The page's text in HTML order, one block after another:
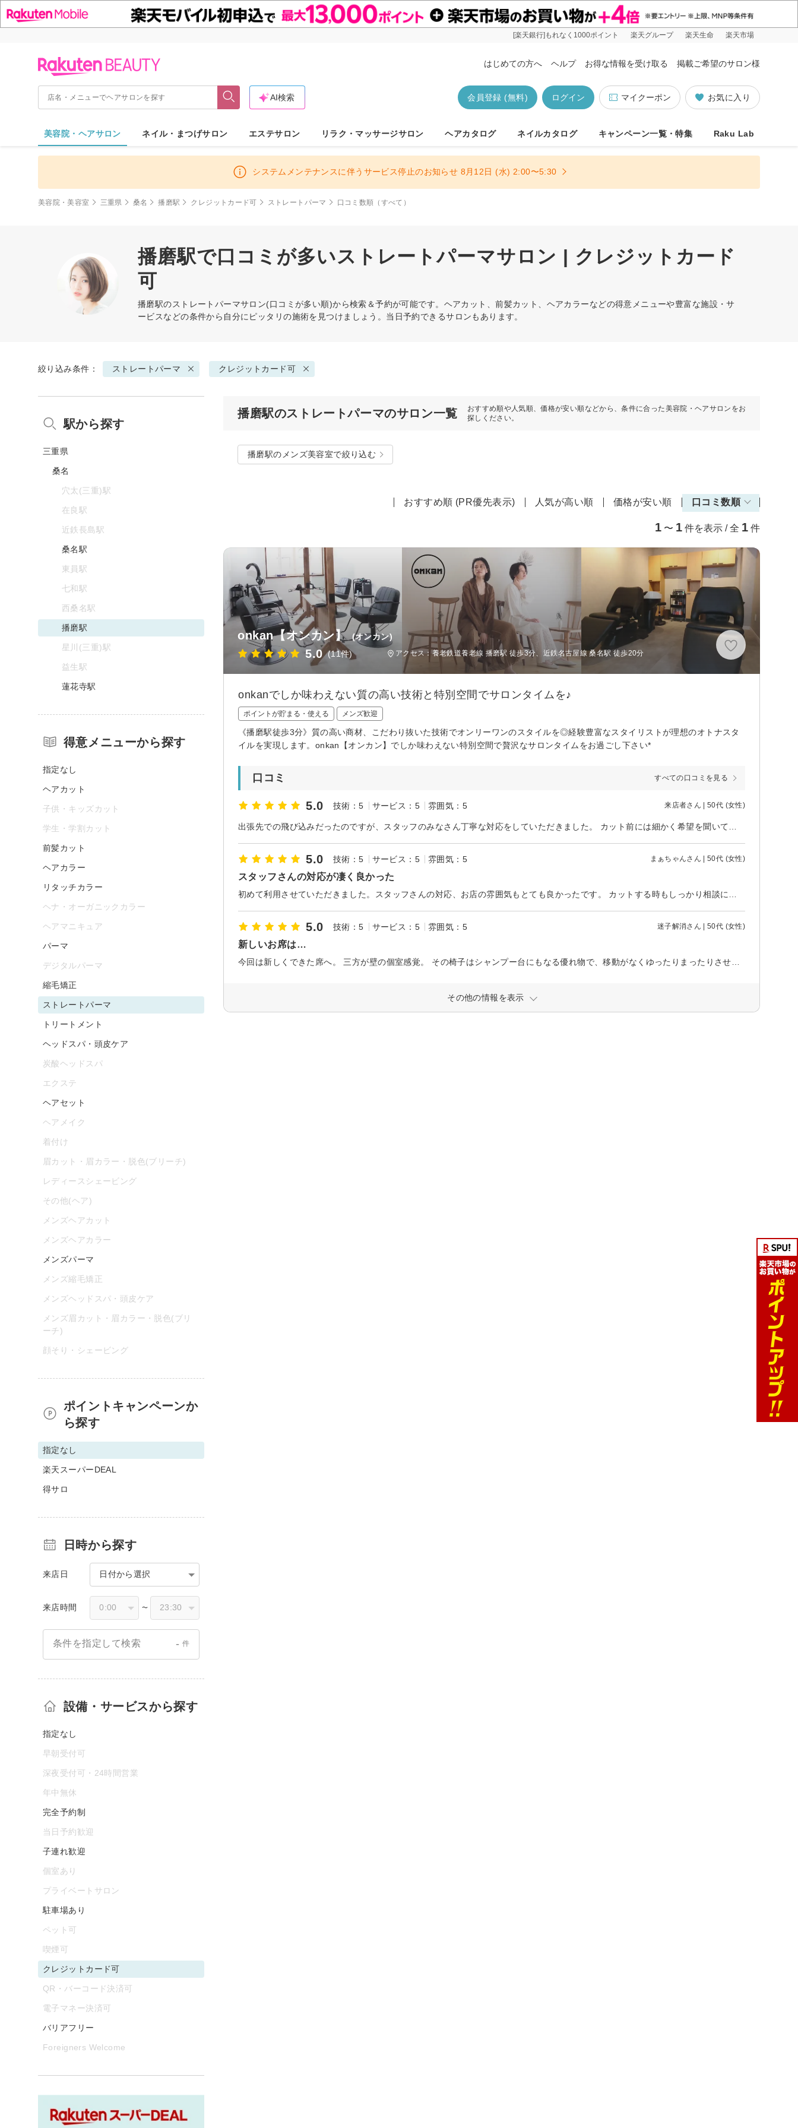
[楽天銀行]もれなく1000ポイント 楽天グループ 楽天生命 楽天市場
はじめての方へ ヘルプ お得な情報を受け取る 掲載ご希望のサロン様
お気に入り
マイクーポン
ログイン
会員登録 (無料)
AI検索
美容院・ヘアサロン ネイル・まつげサロン エステサロン リラク・マッサージサロン ヘアカタログ ネイルカタログ キャンペーン一覧・特集 Raku Lab
システムメンテナンスに伴うサービス停止のお知らせ 8月12日 (水) 2:00〜5:30
美容院・美容室 三重県 桑名 播磨駅 クレジットカード可 ストレートパーマ 口コミ数順（すべて）
播磨駅で口コミが多いストレートパーマサロン | クレジットカード
可
播磨駅のストレートパーマサロン(口コミが多い順)から検索＆予約が可能です。ヘアカット、前髪カット、ヘアカラーなどの得意メニューや豊富な施設・サ
ービスなどの条件から自分にピッタリの施術を見つけましょう。当日予約できるサロンもあります。
絞り込み条件： ストレートパーマ クレジットカード可
播磨駅のストレートパーマのサロン一覧
おすすめ順や人気順、価格が安い順などから、条件に合った美容院・ヘアサロンをお
探しください。
播磨駅のメンズ美容室で絞り込む
おすすめ順 (PR優先表示) 人気が高い順 価格が安い順 口コミ数順
1 〜 1 件を表示 / 全 1 件
onkan【オンカン】 (オンカン)
5.0 (11件) アクセス：養老鉄道養老線 播磨駅 徒歩3分、近鉄名古屋線 桑名駅 徒歩20分
onkanでしか味わえない質の高い技術と特別空間でサロンタイムを♪
ポイントが貯まる・使える メンズ歓迎
《播磨駅徒歩3分》質の高い商材、こだわり抜いた技術でオンリーワンのスタイルを◎経験豊富なスタイリストが理想のオトナスタ
イルを実現します。onkan【オンカン】でしか味わえない特別空間で贅沢なサロンタイムをお過ごし下さい*
口コミ すべての口コミを見る
5.0 技術：5 サービス：5 雰囲気：5 来店者さん | 50代 (女性)
5.0 技術：5 サービス：5 雰囲気：5 まぁちゃんさん | 50代 (女性)
スタッフさんの対応が凄く良かった
5.0 技術：5 サービス：5 雰囲気：5 迷子解消さん | 50代 (女性)
新しいお席は…
その他の情報を表示
駅から探す
三重県
桑名
穴太(三重)駅
在良駅
近鉄長島駅
桑名駅
東員駅
七和駅
西桑名駅
播磨駅
星川(三重)駅
益生駅
蓮花寺駅
得意メニューから探す
指定なし
ヘアカット
子供・キッズカット
学生・学割カット
前髪カット
ヘアカラー
リタッチカラー
ヘナ・オーガニックカラー
ヘアマニキュア
パーマ
デジタルパーマ
縮毛矯正
ストレートパーマ
トリートメント
ヘッドスパ・頭皮ケア
炭酸ヘッドスパ
エクステ
ヘアセット
ヘアメイク
着付け
眉カット・眉カラー・脱色(ブリーチ)
レディースシェービング
その他(ヘア)
メンズヘアカット
メンズヘアカラー
メンズパーマ
メンズ縮毛矯正
メンズヘッドスパ・頭皮ケア
メンズ眉カット・眉カラー・脱色(ブリ
ーチ)
顔そり・シェービング
ポイントキャンペーンか
ら探す
指定なし
楽天スーパーDEAL
得サロ
日時から探す
来店日 日付から選択
来店時間 〜
条件を指定して検索 - 件
設備・サービスから探す
指定なし
早朝受付可
深夜受付可・24時間営業
年中無休
完全予約制
当日予約歓迎
子連れ歓迎
個室あり
プライベートサロン
駐車場あり
ペット可
喫煙可
クレジットカード可
QR・バーコード決済可
電子マネー決済可
バリアフリー
Foreigners Welcome